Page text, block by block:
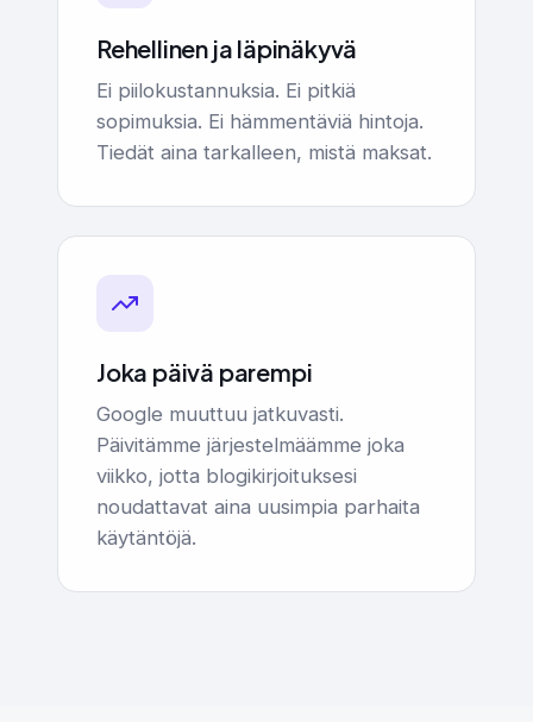
Rehellinen ja läpinäkyvä
Ei piilokustannuksia. Ei pitkiä
sopimuksia. Ei hämmentäviä hintoja.
Tiedät aina tarkalleen, mistä maksat.
Joka päivä parempi
Google muuttuu jatkuvasti.
Päivitämme järjestelmäämme joka
viikko, jotta blogikirjoituksesi
noudattavat aina uusimpia parhaita
käytäntöjä.